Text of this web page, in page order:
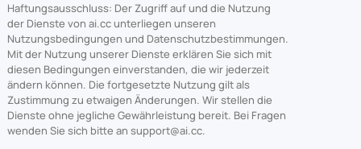
Haftungsausschluss: Der Zugriff auf und die Nutzung
der Dienste von ai.cc unterliegen unseren
Nutzungsbedingungen und Datenschutzbestimmungen.
Mit der Nutzung unserer Dienste erklären Sie sich mit
diesen Bedingungen einverstanden, die wir jederzeit
ändern können. Die fortgesetzte Nutzung gilt als
Zustimmung zu etwaigen Änderungen. Wir stellen die
Dienste ohne jegliche Gewährleistung bereit. Bei Fragen
wenden Sie sich bitte an support@ai.cc.